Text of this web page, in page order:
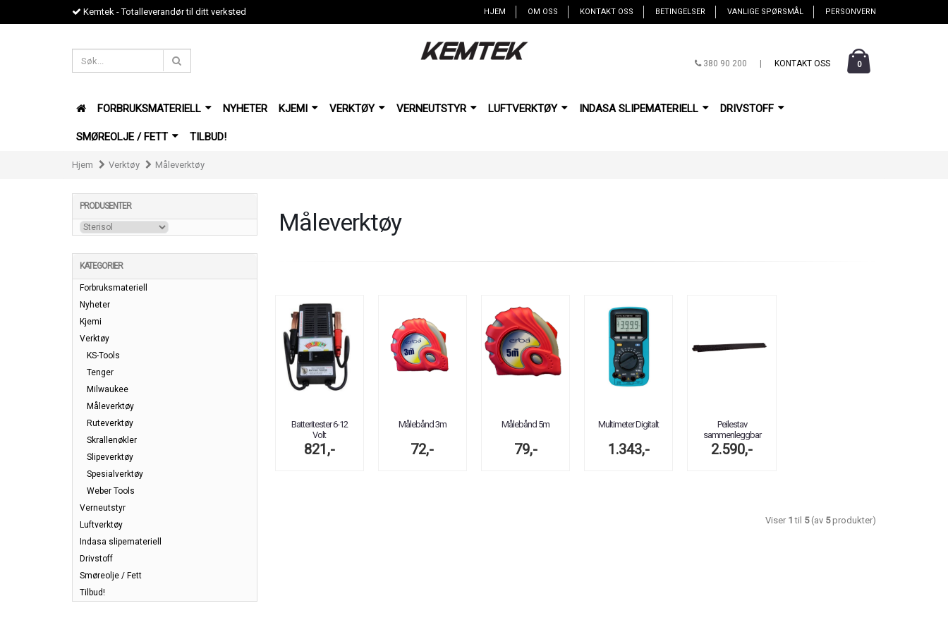
Kemtek - Totalleverandør til ditt verksted HJEM OM OSS KONTAKT OSS BETINGELSER VANLIGE SPØRSMÅL PERSONVERN
380 90 200 KONTAKT OSS 0
FORBRUKSMATERIELL NYHETER KJEMI VERKTØY VERNEUTSTYR LUFTVERKTØY INDASA SLIPEMATERIELL DRIVSTOFF
SMØREOLJE / FETT TILBUD!
Hjem Verktøy Måleverktøy
Måleverktøy
Batteritester 6-12
Volt
821,-
Målebånd 3m
72,-
Målebånd 5m
79,-
Multimeter Digitalt
1.343,-
Peilestav
sammenleggbar
2.590,-
Viser 1 til 5(av 5produkter)
PRODUSENTER
KATEGORIER
Forbruksmateriell
Nyheter
Kjemi
Verktøy
KS-Tools
Tenger
Milwaukee
Måleverktøy
Ruteverktøy
Skrallenøkler
Slipeverktøy
Spesialverktøy
Weber Tools
Verneutstyr
Luftverktøy
Indasa slipemateriell
Drivstoff
Smøreolje / Fett
Tilbud!